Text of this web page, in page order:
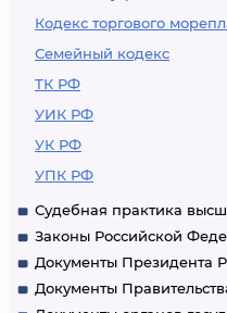
Кодекс торгового
Семейный кодекс
ТК РФ
УИК РФ
УК РФ
УПК РФ
Судебная практика
Законы Российской
Документы Президента
Документы